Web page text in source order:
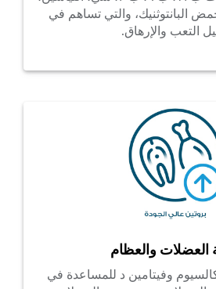
البانتوثنيك، والتي تساهم في
التعب والإرهاق.
والعظام
وفيتامين د للمساعدة في